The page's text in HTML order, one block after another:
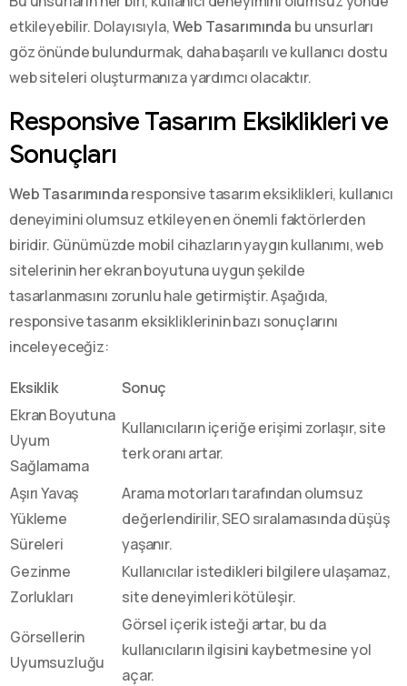
etkileyebilir. Dolayısıyla,Web Tasarımında bu unsurları
göz önünde bulundurmak, daha başarılı ve kullanıcı dostu
web siteleri oluşturmanıza yardımcı olacaktır.
Responsive Tasarım Eksiklikleri ve
Sonuçları
Web Tasarımındaresponsive tasarım eksiklikleri, kullanıcı
deneyimini olumsuz etkileyen en önemli faktörlerden
biridir. Günümüzde mobil cihazların yaygın kullanımı, web
sitelerinin her ekran boyutuna uygun şekilde
tasarlanmasını zorunlu hale getirmiştir. Aşağıda,
responsive tasarım eksikliklerinin bazı sonuçlarını
inceleyeceğiz:
Eksiklik
Sonuç
Ekran Boyutuna
Uyum
Sağlamama
Kullanıcıların içeriğe erişimi zorlaşır, site
terk oranı artar.
Aşırı Yavaş
Yükleme
Süreleri
Arama motorları tarafından olumsuz
değerlendirilir, SEO sıralamasında düşüş
yaşanır.
Gezinme
Zorlukları
Kullanıcılar istedikleri bilgilere ulaşamaz,
site deneyimleri kötüleşir.
Görsellerin
Uyumsuzluğu
Görsel içerik isteği artar, bu da
kullanıcıların ilgisini kaybetmesine yol
açar.